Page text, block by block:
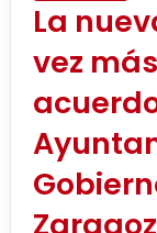
La
vez